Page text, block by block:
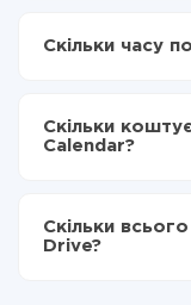
Вибираєте
Тепер дані
Binotel в
Скільки часу
становити від
налаштування
Скільки
Calendar?
Ви оплачуєте
передаються з
Скільки
Drive?